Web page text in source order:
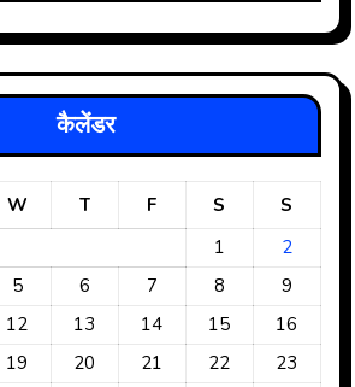
कैलेंडर
W T F S
S
1
2
5 6 7 8
9
12 13 14 15
16
19 20 21 22
23